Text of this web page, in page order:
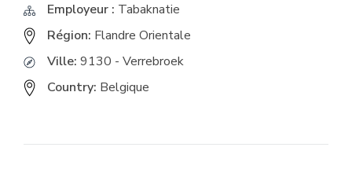
Employeur : Tabaknatie
Région: Flandre Orientale
Ville: 9130 - Verrebroek
Country: Belgique